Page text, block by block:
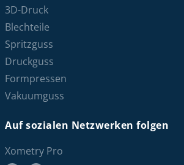
3D-Druck
Blechteile
Spritzguss
Druckguss
Formpressen
Vakuumguss
Auf sozialen Netzwerken folgen
Xometry Pro